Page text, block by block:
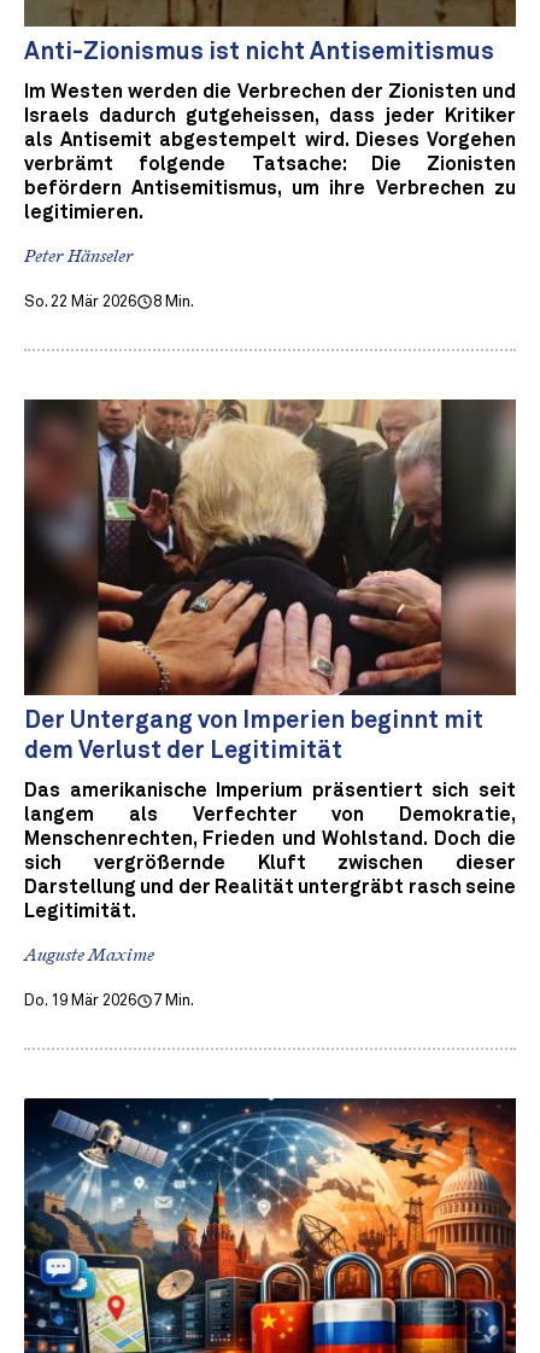
Anti-Zionismus ist nicht Antisemitismus
Im Westen werden die Verbrechen der Zionisten und
Israels dadurch gutgeheissen, dass jeder Kritiker
als Antisemit abgestempelt wird. Dieses Vorgehen
verbrämt folgende Tatsache: Die Zionisten
befördern Antisemitismus, um ihre Verbrechen zu
legitimieren.
Peter Hänseler
So. 22 Mär 2026 8 Min.
Der Untergang von Imperien beginnt mit
dem Verlust der Legitimität
Das amerikanische Imperium präsentiert sich seit
langem als Verfechter von Demokratie,
Menschenrechten, Frieden und Wohlstand. Doch die
sich vergrößernde Kluft zwischen dieser
Darstellung und der Realität untergräbt rasch seine
Legitimität.
Auguste Maxime
Do. 19 Mär 2026 7 Min.